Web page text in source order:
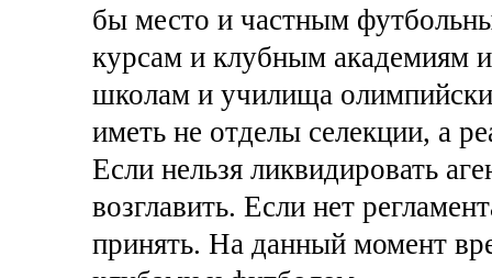
бы место и частным
курсам и клубным академиям
школам и училища
иметь не отделы селекции, а
Если нельзя ликвидировать
возглавить. Если нет
принять. На данный момент